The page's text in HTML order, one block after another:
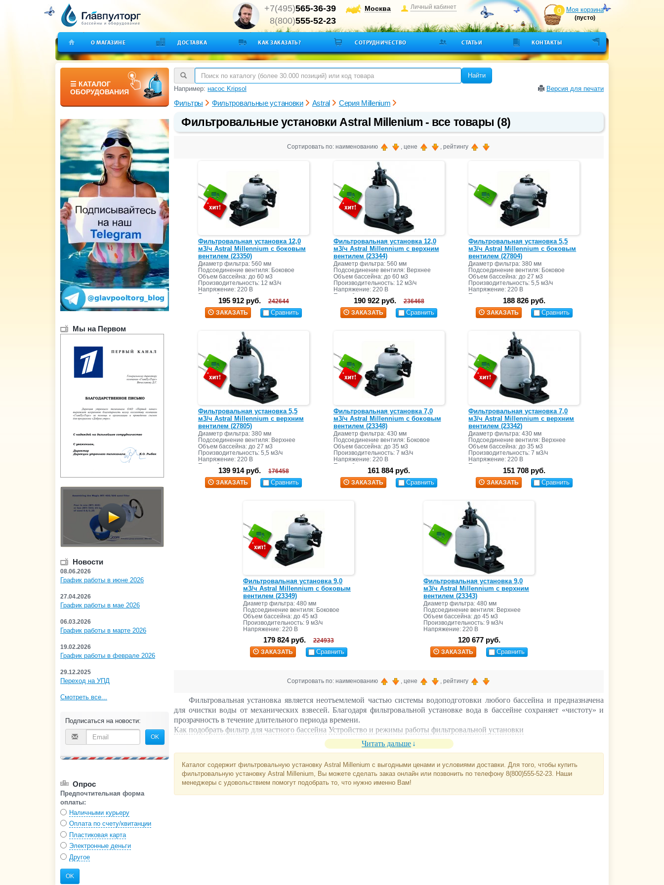
+7(495)565-36-39
8(800)555-52-23
Москва Личный кабинет 0 Моя корзина
(пусто)
О МАГАЗИНЕ ДОСТАВКА КАК ЗАКАЗАТЬ? СОТРУДНИЧЕСТВО СТАТЬИ КОНТАКТЫ
☰ КАТАЛОГ
ОБОРУДОВАНИЯ
Мы на Первом
Новости
08.06.2026
График работы в июне 2026
27.04.2026
График работы в мае 2026
06.03.2026
График работы в марте 2026
19.02.2026
График работы в феврале 2026
29.12.2025
Переход на УПД
Смотреть все...
Подписаться на новости:
OK
Опрос
Предпочтительная форма
оплаты:
Наличными курьеру
Оплата по счету/квитанции
Пластиковая карта
Электронные деньги
Другое
OK
Найти
Например: насос Kripsol Версия для печати
Фильтры Фильтровальные установки Astral Серия Millenium
Фильтровальные установки Astral Millenium - все товары (8)
Сортировать по: наименованию , цене , рейтингу
Фильтровальная установка 12,0
м3/ч Astral Millennium с боковым
вентилем (23350)
Диаметр фильтра: 560 мм
Подсоединение вентиля: Боковое
Объем бассейна: до 60 м3
Производительность: 12 м3/ч
Напряжение: 220 В
Потребляемая мощность:
Масса песка: 135 кг
195 912 руб.
242644
ЗАКАЗАТЬ
Сравнить
Фильтровальная установка 12,0
м3/ч Astral Millennium с верхним
вентилем (23344)
Диаметр фильтра: 560 мм
Подсоединение вентиля: Верхнее
Объем бассейна: до 60 м3
Производительность: 12 м3/ч
Напряжение: 220 В
Потребляемая мощность:
Масса песка: 135 кг
190 922 руб.
236468
ЗАКАЗАТЬ
Сравнить
Фильтровальная установка 5,5
м3/ч Astral Millennium с боковым
вентилем (27804)
Диаметр фильтра: 380 мм
Подсоединение вентиля: Боковое
Объем бассейна: до 27 м3
Производительность: 5,5 м3/ч
Напряжение: 220 В
Потребляемая мощность:
Масса песка: 40 кг188 826 руб.
ЗАКАЗАТЬ Сравнить
Фильтровальная установка 5,5
м3/ч Astral Millennium с верхним
вентилем (27805)
Диаметр фильтра: 380 мм
Подсоединение вентиля: Верхнее
Объем бассейна: до 27 м3
Производительность: 5,5 м3/ч
Напряжение: 220 В
Потребляемая мощность:
Масса песка: 40 кг
139 914 руб.
176458
ЗАКАЗАТЬ
Сравнить
Фильтровальная установка 7,0
м3/ч Astral Millennium с боковым
вентилем (23348)
Диаметр фильтра: 430 мм
Подсоединение вентиля: Боковое
Объем бассейна: до 35 м3
Производительность: 7 м3/ч
Напряжение: 220 В
Потребляемая мощность:
Масса песка: 60 кг161 884 руб.
ЗАКАЗАТЬ Сравнить
Фильтровальная установка 7,0
м3/ч Astral Millennium с верхним
вентилем (23342)
Диаметр фильтра: 430 мм
Подсоединение вентиля: Верхнее
Объем бассейна: до 35 м3
Производительность: 7 м3/ч
Напряжение: 220 В
Потребляемая мощность:
Масса песка: 60 кг151 708 руб.
ЗАКАЗАТЬ Сравнить
Фильтровальная установка 9,0
м3/ч Astral Millennium с боковым
вентилем (23349)
Диаметр фильтра: 480 мм
Подсоединение вентиля: Боковое
Объем бассейна: до 45 м3
Производительность: 9 м3/ч
Напряжение: 220 В
Масса песка: 85 кг
179 824 руб.
224933
ЗАКАЗАТЬ
Сравнить
Фильтровальная установка 9,0
м3/ч Astral Millennium с верхним
вентилем (23343)
Диаметр фильтра: 480 мм
Подсоединение вентиля: Верхнее
Объем бассейна: до 45 м3
Производительность: 9 м3/ч
Напряжение: 220 В
Масса песка: 85 кг120 677 руб.
ЗАКАЗАТЬ Сравнить
Сортировать по: наименованию , цене , рейтингу
Фильтровальная установка является неотъемлемой частью системы водоподготовки любого бассейна и предназначена
для очистки воды от механических взвесей. Благодаря фильтровальной установке вода в бассейне сохраняет «чистоту» и
прозрачность в течение длительного периода времени.
Как подобрать фильтр для частного бассейна Устройство и режимы работы фильтровальной установки
Читать дальше
Каталог содержит фильтровальную установку Astral Millenium с выгодными ценами и условиями доставки. Для того, чтобы купить
фильтровальную установку Astral Millenium, Вы можете сделать заказ онлайн или позвонить по телефону 8(800)555-52-23. Наши
менеджеры с удовольствием помогут подобрать то, что нужно именно Вам!